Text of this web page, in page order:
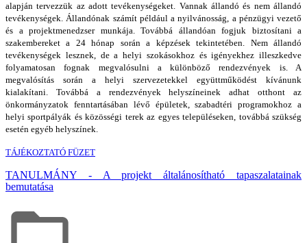
alapján tervezzük az adott tevékenységeket. Vannak állandó és nem állandó
tevékenységek. Állandónak számít például a nyilvánosság, a pénzügyi vezető
és a projektmenedzser munkája. Továbbá állandóan fogjuk biztosítani a
szakembereket a 24 hónap során a képzések tekintetében. Nem állandó
tevékenységek lesznek, de a helyi szokásokhoz és igényekhez illeszkedve
folyamatosan fognak megvalósulni a különböző rendezvények is. A
megvalósítás során a helyi szervezetekkel együttműködést kívánunk
kialakítani. Továbbá a rendezvények helyszíneinek adhat otthont az
önkormányzatok fenntartásában lévő épületek, szabadtéri programokhoz a
helyi sportpályák és közösségi terek az egyes településeken, továbbá szükség
esetén egyéb helyszínek.
TÁJÉKOZTATÓ FÜZET
TANULMÁNY - A projekt általánosítható tapaszalatainak
bemutatása